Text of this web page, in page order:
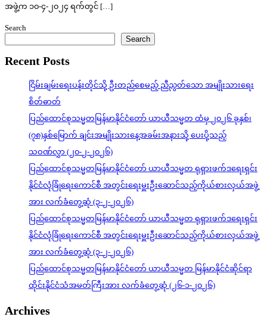
အဖွဲ့က ၁၀-၄-၂၀၂၄ ရက်တွင် […]
Search
Search
Recent Posts
ငြိမ်းချမ်းရေးပန်းတိုင်သို့ ဦးတည်စေမည့် ညီညွတ်သော အမျိုးသားရေး
စိတ်ဓာတ်
ပြည်ထောင်စုသမ္မတမြန်မာနိုင်ငံတော် ယာယီသမ္မတ ထံမှ ၂၀၂၆ ခုနှစ်၊
(၇၈)နှစ်မြောက် ချင်းအမျိုးသားနေ့အခမ်းအနားသို့ ပေးပို့သည့်
သဝဏ်လွှာ (၂၀-၂-၂၀၂၆)
ပြည်ထောင်စုသမ္မတမြန်မာနိုင်ငံတော် ယာယီသမ္မတ ရုရှားဖက်ဒရေးရှင်း
နိုင်ငံလုံခြုံရေးကောင်စီ အတွင်းရေးမှူးဦးဆောင်သည့်ကိုယ်စားလှယ်အဖွဲ့
အား လက်ခံတွေ့ဆုံ (၃-၂-၂၀၂၆)
ပြည်ထောင်စုသမ္မတမြန်မာနိုင်ငံတော် ယာယီသမ္မတ ရုရှားဖက်ဒရေးရှင်း
နိုင်ငံလုံခြုံရေးကောင်စီ အတွင်းရေးမှူးဦးဆောင်သည့်ကိုယ်စားလှယ်အဖွဲ့
အား လက်ခံတွေ့ဆုံ (၃-၂-၂၀၂၆)
ပြည်ထောင်စုသမ္မတမြန်မာနိုင်ငံတော် ယာယီသမ္မတ မြန်မာနိုင်ငံဆိုင်ရာ
ထိုင်းနိုင်ငံသံအမတ်ကြီးအား လက်ခံတွေ့ဆုံ (၂၆-၁-၂၀၂၆)
Archives